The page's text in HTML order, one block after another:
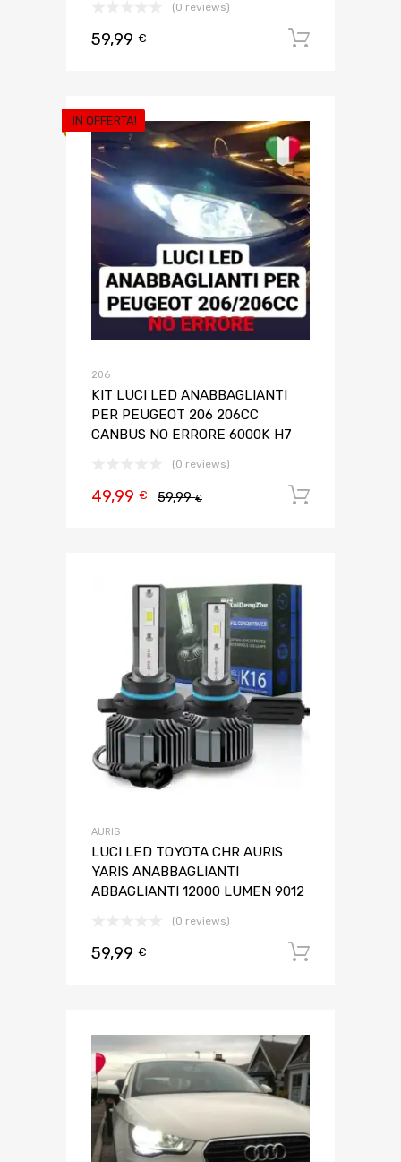
(0 reviews)
59,99 €
IN OFFERTA!
206
KIT LUCI LED ANABBAGLIANTI
PER PEUGEOT 206 206CC
CANBUS NO ERRORE 6000K H7
(0 reviews)
59,99€
49,99 €
AURIS
LUCI LED TOYOTA CHR AURIS
YARIS ANABBAGLIANTI
ABBAGLIANTI 12000 LUMEN 9012
(0 reviews)
59,99 €